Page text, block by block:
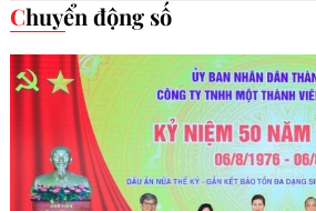
Chuyển động số